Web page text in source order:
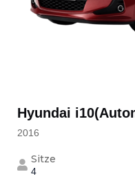
Hyundai
2016
Sitze
4